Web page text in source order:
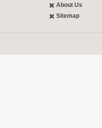
About Us
Sitemap